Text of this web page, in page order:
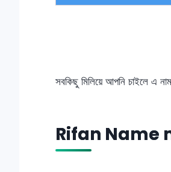
সবকিছু মিলিয়ে আপনি চাইলে এ
Rifan Name